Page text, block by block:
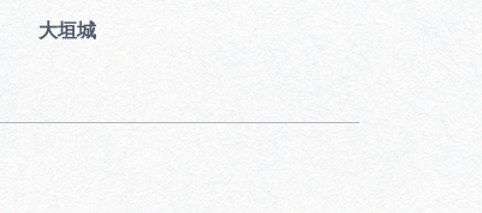
大垣城